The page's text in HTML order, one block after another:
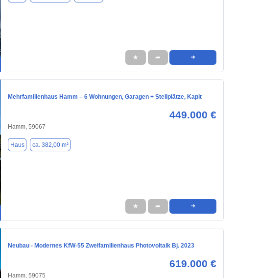
★ ➦ ➜
Mehrfamilienhaus Hamm – 6 Wohnungen, Garagen + Stellplätze, Kapit
449.000 €
Hamm, 59067
Haus ca. 382,00 m²
★ ➦ ➜
Neubau - Modernes KfW-55 Zweifamilienhaus Photovoltaik Bj. 2023
619.000 €
Hamm, 59075